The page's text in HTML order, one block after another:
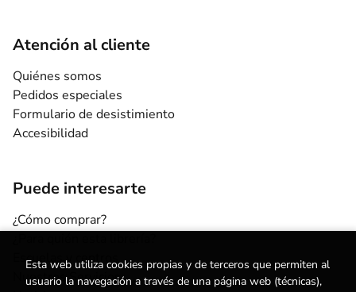
Atención al cliente
Quiénes somos
Pedidos especiales
Formulario de desistimiento
Accesibilidad
Puede interesarte
¿Cómo comprar?
Escuelas y centros
Nuestros Servicios
Esta web utiliza cookies propias y de terceros que permiten al
usuario la navegación a través de una página web (técnicas),